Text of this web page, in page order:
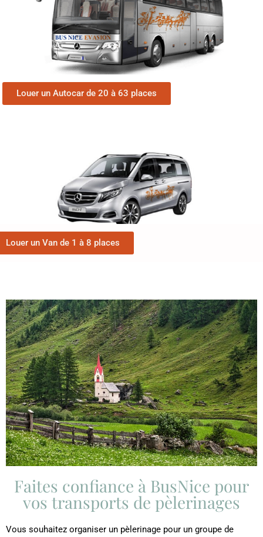
Louer un Autocar de 20 à 63 places
Louer un Van de 1 à 8 places
Faites confiance à BusNice pour
vos transports de pèlerinages
Vous souhaitez organiser un pèlerinage pour un groupe de